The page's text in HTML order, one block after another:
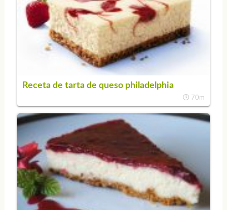
Receta de tarta de queso philadelphia
70m